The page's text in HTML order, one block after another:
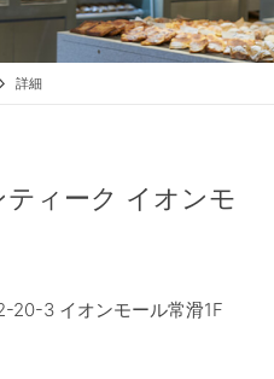
メッセージ
内容
情報
詳細
ィーク イオンモ
20-3 イオンモール常滑1F